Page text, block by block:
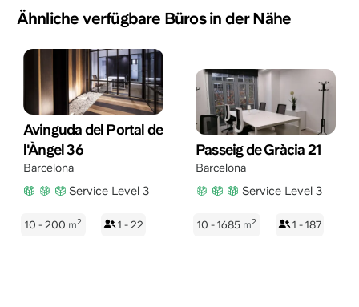
Ähnliche verfügbare Büros in der Nähe
Avinguda del Portal de
l'Àngel 36
Barcelona
Service Level 3
10 - 200 m2 1 - 22
Passeig de Gràcia 21
Barcelona
Service Level 3
10 - 1685 m2 1 - 187